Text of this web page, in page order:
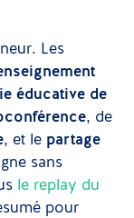
Les
éducative de
, de
, et le partage
sans
le replay du
pour